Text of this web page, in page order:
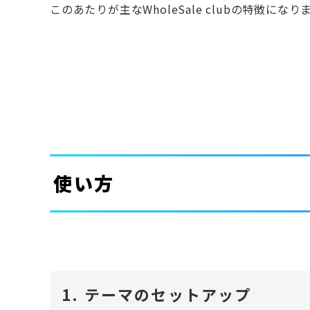
このあたりが主なWholeSale clubの特徴になり
使い方
1. テーマのセットアップ